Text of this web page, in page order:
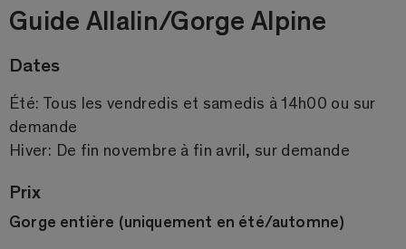
Guide Allalin/Gorge Alpine
Dates
Été: Tous les vendredis et samedis à 14h00 ou sur
demande
Hiver: De fin novembre à fin avril, sur demande
Prix
Gorge entière (uniquement en été/automne)